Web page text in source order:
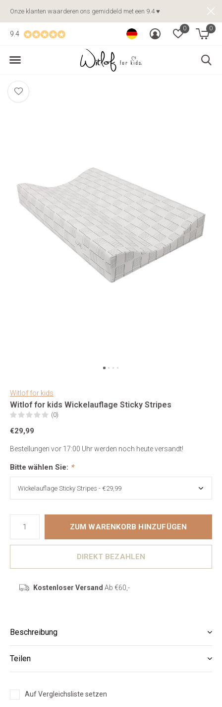
0 0
9.4
Onze klanten waarderen ons gemiddeld met een 9.4 ♥
Witlof for kids
Witlof for kids Wickelauflage Sticky Stripes
(0)
€29,99
Bestellungen vor 17:00 Uhr werden noch heute versandt!
Bitte wählen Sie: *
ZUM WARENKORB HINZUFÜGEN
DIREKT BEZAHLEN
Kostenloser Versand Ab €60,-
Beschreibung
Teilen
Auf Vergleichsliste setzen